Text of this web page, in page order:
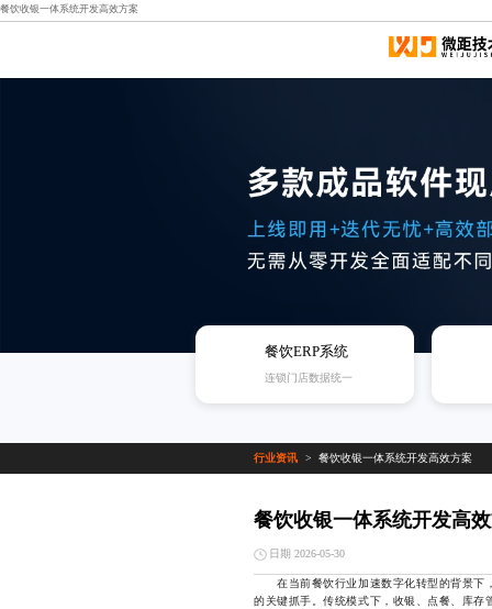
餐饮收银一体系统开发高效方案
餐饮ERP系统
连锁门店数据统一
行业资讯 > 餐饮收银一体系统开发高效方案
餐饮收银一体系统开发高
日期 2026-05-30
在当前餐饮行业加速数字化转型的背景下
的关键抓手。传统模式下，收银、点餐、库